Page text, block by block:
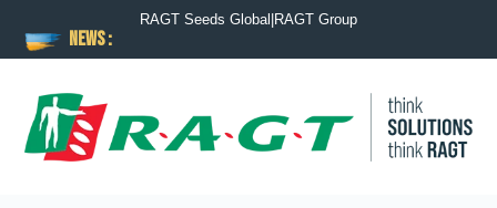
NEWS :
RAGT Seeds Global RAGT Group